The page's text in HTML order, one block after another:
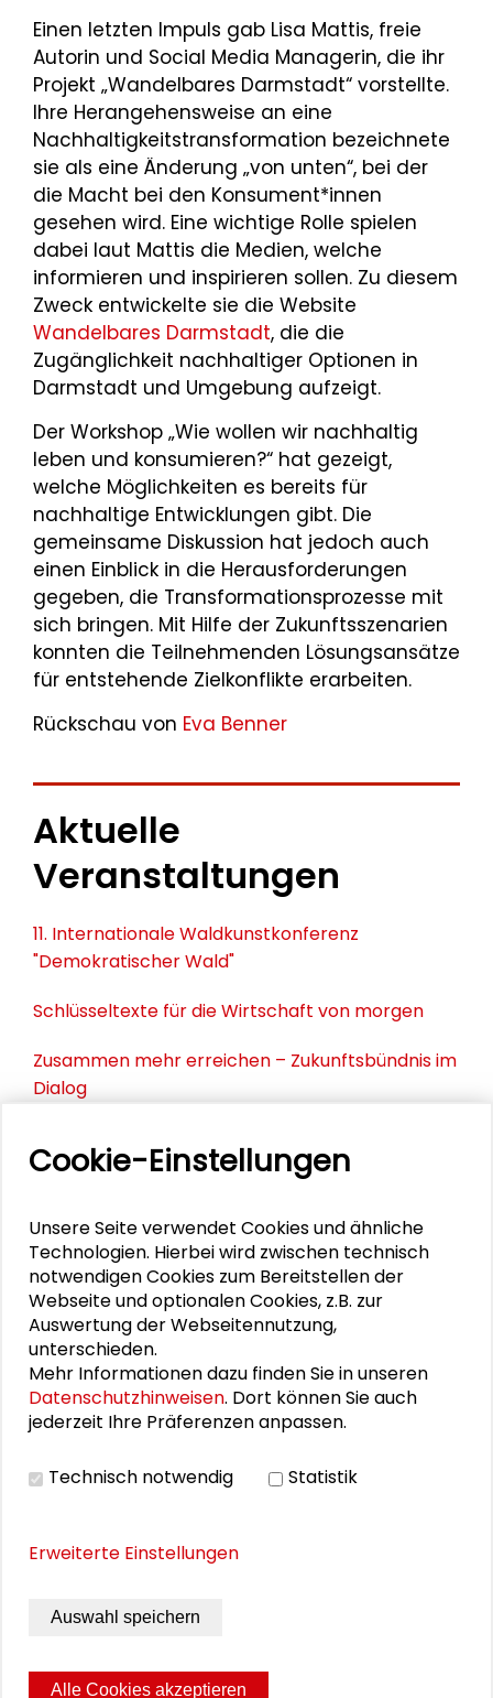
Einen letzten Impuls gab Lisa Mattis, freie
Autorin und Social Media Managerin, die ihr
Projekt „Wandelbares Darmstadt“ vorstellte.
Ihre Herangehensweise an eine
Nachhaltigkeitstransformation bezeichnete
sie als eine Änderung „von unten“, bei der
die Macht bei den Konsument*innen
gesehen wird. Eine wichtige Rolle spielen
dabei laut Mattis die Medien, welche
informieren und inspirieren sollen. Zu diesem
Zweck entwickelte sie die Website
Wandelbares Darmstadt, die die
Zugänglichkeit nachhaltiger Optionen in
Darmstadt und Umgebung aufzeigt.
Der Workshop „Wie wollen wir nachhaltig
leben und konsumieren?“ hat gezeigt,
welche Möglichkeiten es bereits für
nachhaltige Entwicklungen gibt. Die
gemeinsame Diskussion hat jedoch auch
einen Einblick in die Herausforderungen
gegeben, die Transformationsprozesse mit
sich bringen. Mit Hilfe der Zukunftsszenarien
konnten die Teilnehmenden Lösungsansätze
für entstehende Zielkonflikte erarbeiten.
Rückschau von Eva Benner
Aktuelle
Veranstaltungen
11. Internationale Waldkunstkonferenz
"Demokratischer Wald"
Schlüsseltexte für die Wirtschaft von morgen
Zusammen mehr erreichen – Zukunftsbündnis im
Dialog
25. Runder Tisch Wissenschaftsstadt Darmstadt
DOWNLOADS
Programm
Vortrag Markus Götz
Vortrag Jan Lask
Präsentation Fraunhofer ISI
Impressionen vom Workshop
Cookie-Einstellungen
Unsere Seite verwendet Cookies und ähnliche
Technologien. Hierbei wird zwischen technisch
notwendigen Cookies zum Bereitstellen der
Webseite und optionalen Cookies, z.B. zur
Auswertung der Webseitennutzung,
unterschieden.
Mehr Informationen dazu finden Sie in unseren
Datenschutzhinweisen. Dort können Sie auch
jederzeit Ihre Präferenzen anpassen.
Technisch notwendig Statistik
Erweiterte Einstellungen
Auswahl speichern
Alle Cookies akzeptieren